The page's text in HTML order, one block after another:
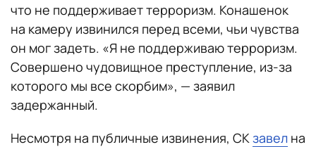
что не поддерживает терроризм. Конашенок
на камеру извинился перед всеми, чьи чувства
он мог задеть. «Я не поддерживаю терроризм.
Совершено чудовищное преступление, из-за
которого мы все скорбим», — заявил
задержанный.
Несмотря на публичные извинения, СК завел на